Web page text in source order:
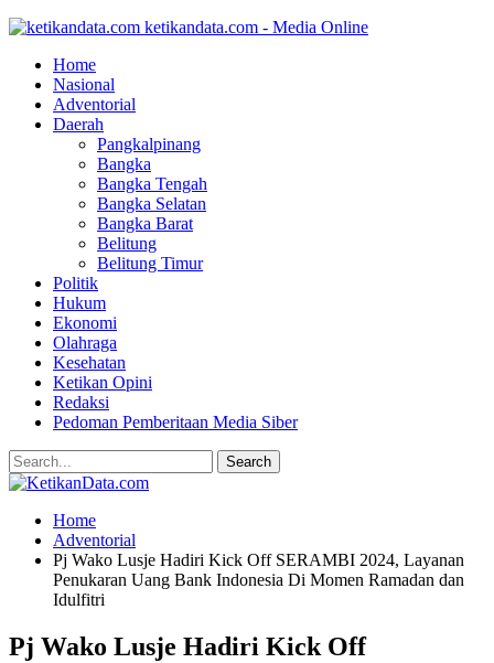
ketikandata.com - Media Online
Home
Nasional
Adventorial
Daerah
Pangkalpinang
Bangka
Bangka Tengah
Bangka Selatan
Bangka Barat
Belitung
Belitung Timur
Politik
Hukum
Ekonomi
Olahraga
Kesehatan
Ketikan Opini
Redaksi
Pedoman Pemberitaan Media Siber
Home
Adventorial
Pj Wako Lusje Hadiri Kick Off SERAMBI 2024, Layanan
Penukaran Uang Bank Indonesia Di Momen Ramadan dan
Idulfitri
Pj Wako Lusje Hadiri Kick Off